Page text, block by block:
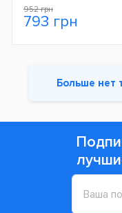
952 грн
793 грн
Больше нет